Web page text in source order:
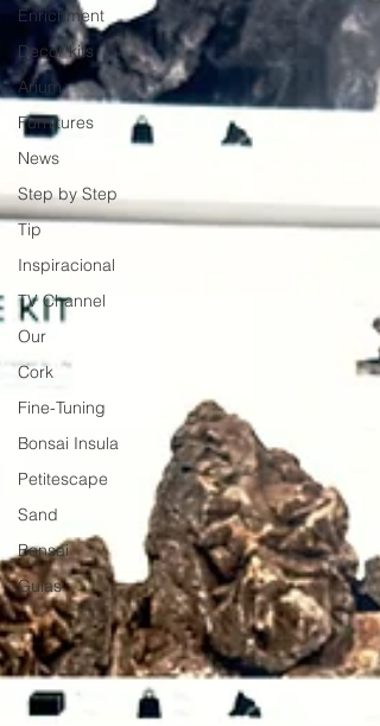
Enrichment
Decor kits
Arium
Furnitures
News
Step by Step
Tip
Inspiracional
TV Channel
Our
Cork
Fine-Tuning
Bonsai Insula
Petitescape
Sand
Bonsai
Guias